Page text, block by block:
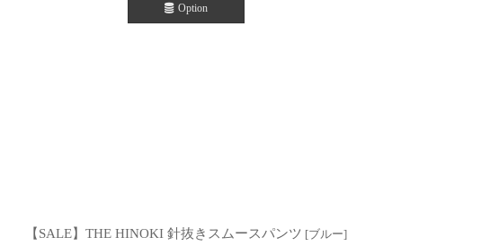
Option
【SALE】THE HINOKI 針抜きスムースパンツ [ブルー]